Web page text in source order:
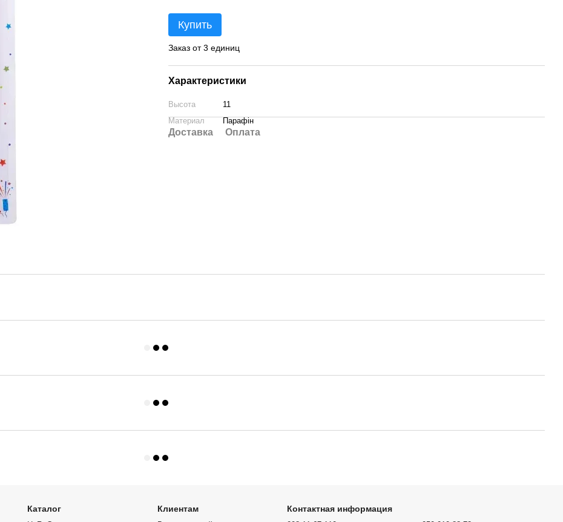
Купить
Заказ от 3 единиц
Характеристики
Высота
11
Материал
Парафін
Доставка Оплата
Каталог Клиентам Контактная информация